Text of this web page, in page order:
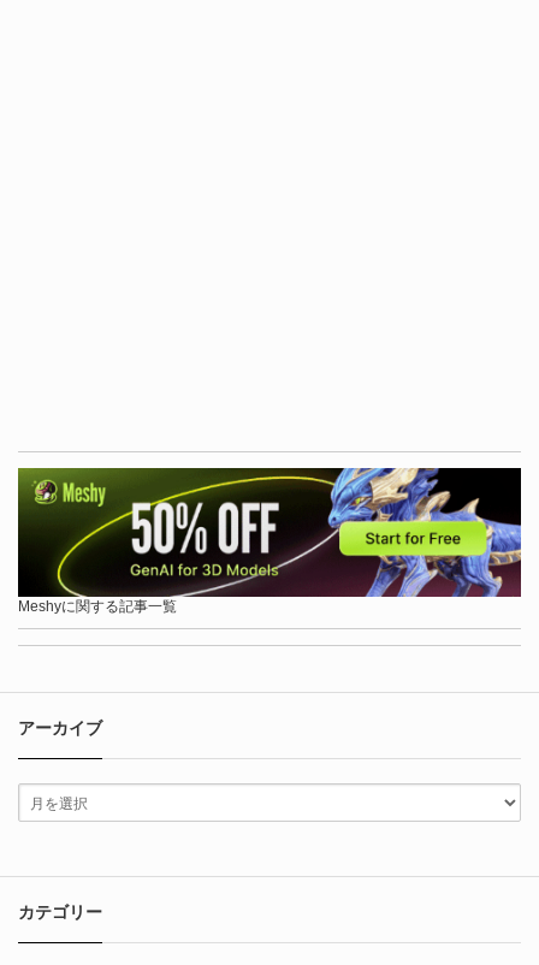
Meshyに関する記事一覧
アーカイブ
カテゴリー